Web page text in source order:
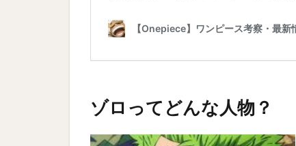
ゾロってどんな人物？